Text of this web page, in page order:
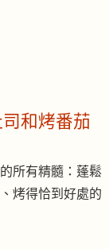
和烤番茄
所有精髓：蓬鬆
烤得恰到好處的